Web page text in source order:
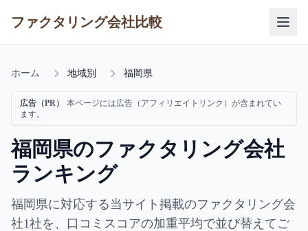
ファクタリング会社比較
ホーム 地域別 福岡県
広告（PR）
本ページには広告（アフィリエイトリンク）が含まれてい
ます。
福岡県のファクタリング会社
ランキング
福岡県に対応する当サイト掲載のファクタリング会
社1社を、口コミスコアの加重平均で並び替えてご